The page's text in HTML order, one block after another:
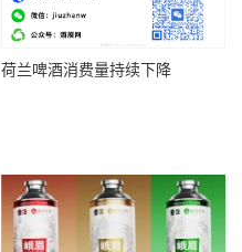
荷兰啤酒消费量持续下降